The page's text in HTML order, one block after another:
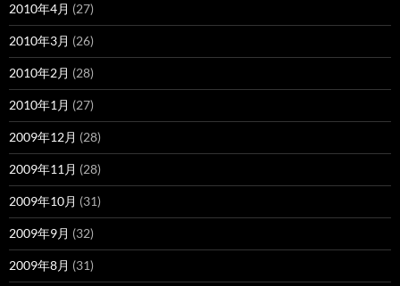
2010年4月 (27)
2010年3月 (26)
2010年2月 (28)
2010年1月 (27)
2009年12月 (28)
2009年11月 (28)
2009年10月 (31)
2009年9月 (32)
2009年8月 (31)